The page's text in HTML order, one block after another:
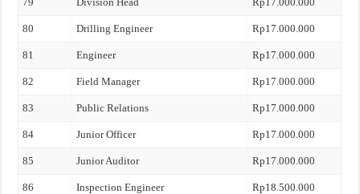
80 Drilling Engineer Rp17.000.000
81 Engineer Rp17.000.000
82 Field Manager Rp17.000.000
83 Public Relations Rp17.000.000
84 Junior Officer Rp17.000.000
85 Junior Auditor Rp17.000.000
86 Inspection Engineer Rp18.500.000